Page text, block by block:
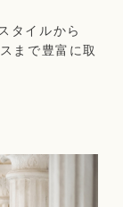
タイルから
まで豊富に取